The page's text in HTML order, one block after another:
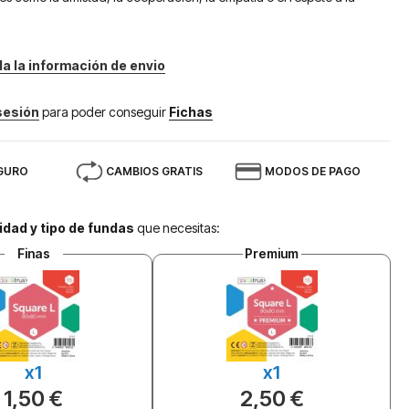
la información de envio
para poder conseguir Fichas
CAMBIOS GRATIS MODOS DE PAGO
y tipo de fundas que necesitas:
Finas
x1
1,50 €
Premium
x1
2,50 €